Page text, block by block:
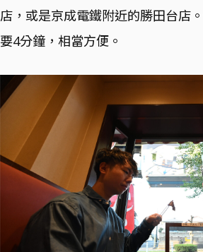
店，或是京成電鐵附近的勝田台店。
要4分鐘，相當方便。